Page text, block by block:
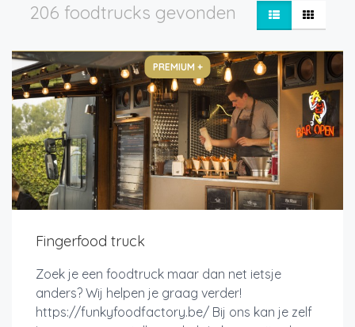
206 foodtrucks gevonden
PREMIUM +
Fingerfood truck
Zoek je een foodtruck maar dan net ietsje
anders? Wij helpen je graag verder!
https://funkyfoodfactory.be/ Bij ons kan je zelf